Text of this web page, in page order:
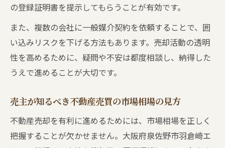
の登録証明書を提示してもらうことが有効です。
また、複数の会社に一般媒介契約を依頼することで、囲
い込みリスクを下げる方法もあります。売却活動の透明
性を高めるために、疑問や不安は都度相談し、納得した
うえで進めることが大切です。
売主が知るべき不動産売買の市場相場の見方
不動産売却を有利に進めるためには、市場相場を正しく
把握することが欠かせません。大阪府泉佐野市羽倉崎エ